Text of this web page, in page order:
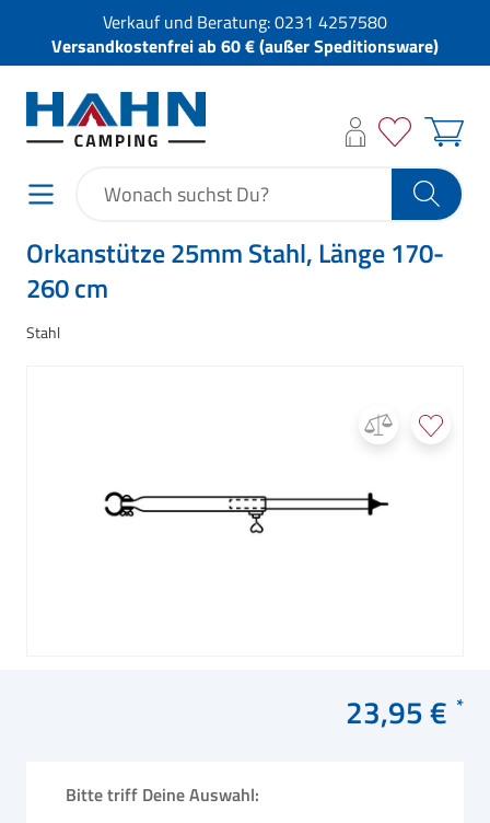
Verkauf und Beratung:0231 4257580
Versandkostenfrei ab 60 € (außer Speditionsware)
Orkanstütze 25mm Stahl, Länge 170-
260 cm
Stahl
23,95 €
Bitte triff Deine Auswahl: